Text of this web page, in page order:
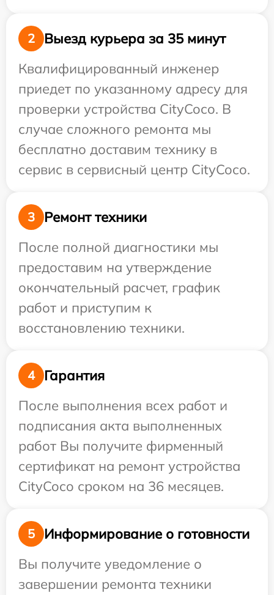
2
Выезд курьера за 35 минут
Квалифицированный инженер
приедет по указанному адресу для
проверки устройства CityCoco. В
случае сложного ремонта мы
бесплатно доставим технику в
сервис в сервисный центр CityCoco.
3
Ремонт техники
После полной диагностики мы
предоставим на утверждение
окончательный расчет, график
работ и приступим к
восстановлению техники.
4
Гарантия
После выполнения всех работ и
подписания акта выполненных
работ Вы получите фирменный
сертификат на ремонт устройства
CityCoco сроком на 36 месяцев.
5
Информирование о готовности
Вы получите уведомление о
завершении ремонта техники